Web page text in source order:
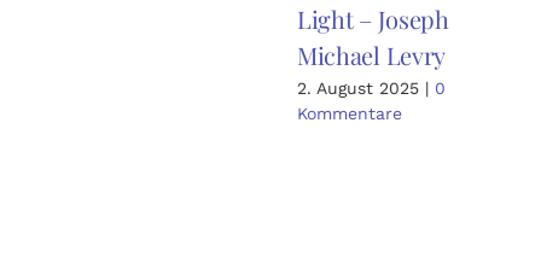
Light – Joseph
Michael Levry
2. August 2025 | 0
Kommentare